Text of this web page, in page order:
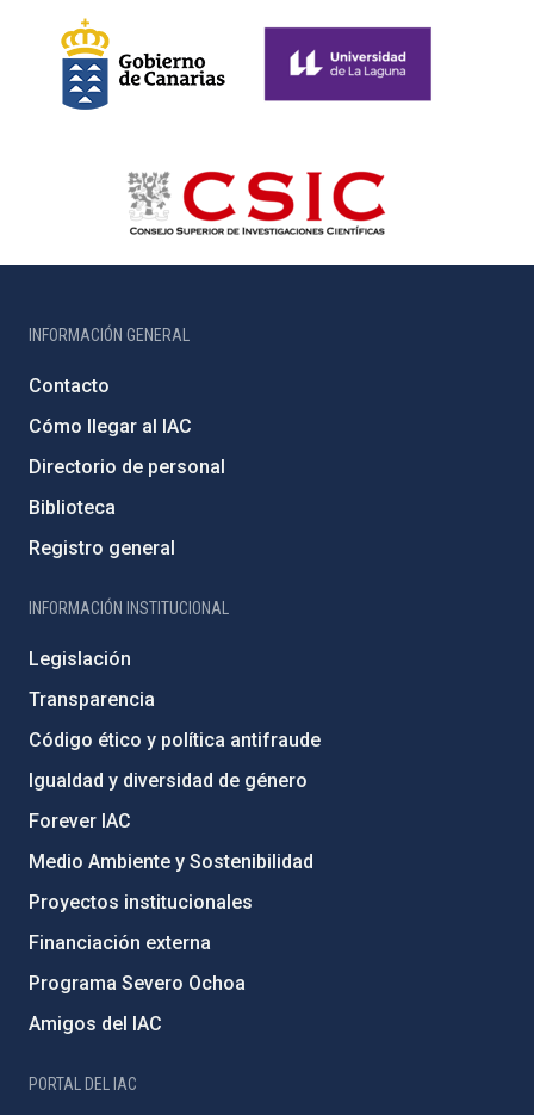
INFORMACIÓN GENERAL
Contacto
Cómo llegar al IAC
Directorio de personal
Biblioteca
Registro general
INFORMACIÓN INSTITUCIONAL
Legislación
Transparencia
Código ético y política antifraude
Igualdad y diversidad de género
Forever IAC
Medio Ambiente y Sostenibilidad
Proyectos institucionales
Financiación externa
Programa Severo Ochoa
Amigos del IAC
PORTAL DEL IAC